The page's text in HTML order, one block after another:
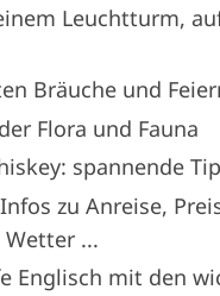
Leuchtturm,
Bräuche und
Flora und Fauna
spannende
zu Anreise,
...
Englisch mit den